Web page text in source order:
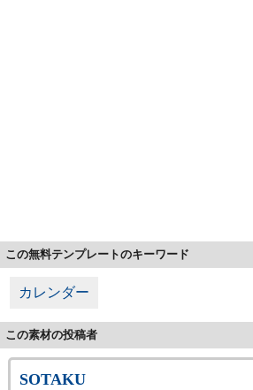
この無料テンプレートのキーワード
カレンダー
この素材の投稿者
SOTAKU